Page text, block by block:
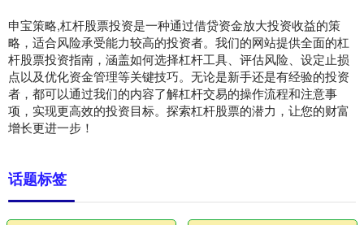
申宝策略,杠杆股票投资是一种通过借贷资金放大投资收益的策
略，适合风险承受能力较高的投资者。我们的网站提供全面的杠
杆股票投资指南，涵盖如何选择杠杆工具、评估风险、设定止损
点以及优化资金管理等关键技巧。无论是新手还是有经验的投资
者，都可以通过我们的内容了解杠杆交易的操作流程和注意事
项，实现更高效的投资目标。探索杠杆股票的潜力，让您的财富
增长更进一步！
话题标签